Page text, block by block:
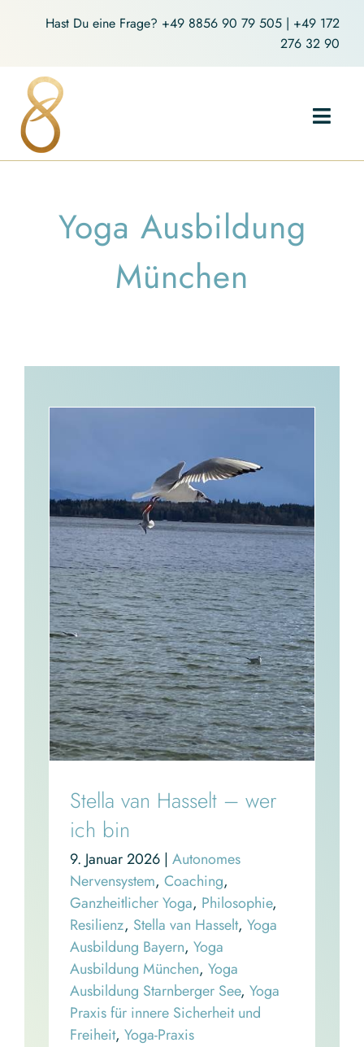
Hast Du eine Frage? +49 8856 90 79 505 | +49 172
276 32 90
Holistic YogaYoga Ausbildung
München
Stella van Hasselt – wer
ich bin
9. Januar 2026 | Autonomes
Nervensystem, Coaching,
Ganzheitlicher Yoga, Philosophie,
Resilienz, Stella van Hasselt, Yoga
Ausbildung Bayern, Yoga
Ausbildung München, Yoga
Ausbildung Starnberger See, Yoga
Praxis für innere Sicherheit und
Freiheit, Yoga-Praxis